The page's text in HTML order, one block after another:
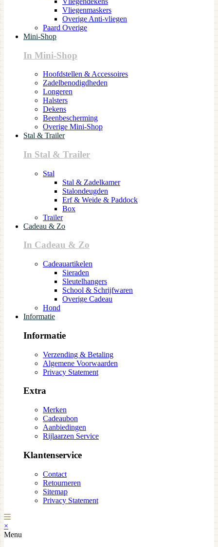
Vliegenmaskers
Overige Anti-vliegen
Paard Overige
Mini-Shop
In Mini-Shop
Hoofdstellen & Accessoires
Zadelbenodigdheden
Longeren
Halsters
Dekens
Beenbescherming
Overige Mini-Shop
Stal & Trailer
In Stal & Trailer
Stal
Stal & Zadelkamer
Stalondeugden
Erf & Weide & Paddock
Box
Trailer
Cadeau & Zo
In Cadeau & Zo
Cadeauartikelen
Sieraden
Sleutelhangers
School & Schrijfwaren
Overige Cadeau
Hond
Informatie
Informatie
Verzending & Betaling
Algemene Voorwaarden
Privacy Statement
Extra
Merken
Cadeaubon
Aanbiedingen
Rijlaarzen Service
Klantenservice
Contact
Retourneren
Sitemap
Privacy Statement
×
Menu